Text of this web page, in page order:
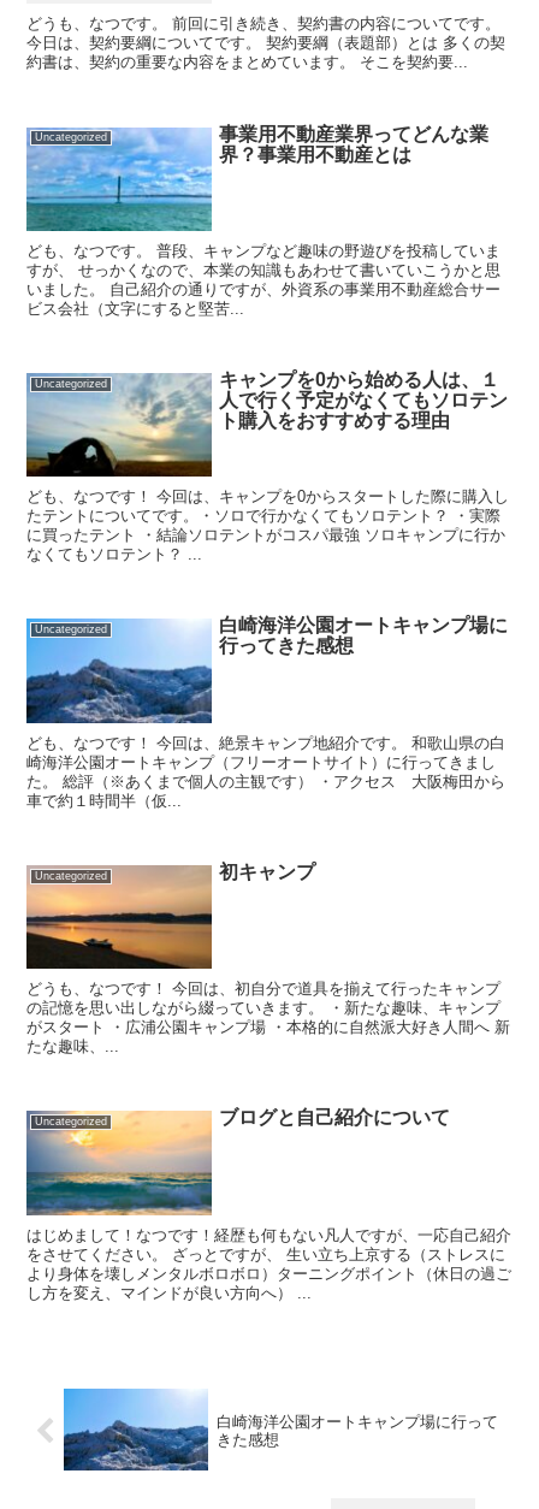
どうも、なつです。 前回に引き続き、契約書の内容についてです。
今日は、契約要綱についてです。 契約要綱（表題部）とは 多くの契
約書は、契約の重要な内容をまとめています。 そこを契約要...
Uncategorized
事業用不動産業界ってどんな業
界？事業用不動産とは
ども、なつです。 普段、キャンプなど趣味の野遊びを投稿していま
すが、 せっかくなので、本業の知識もあわせて書いていこうかと思
いました。 自己紹介の通りですが、外資系の事業用不動産総合サー
ビス会社（文字にすると堅苦...
Uncategorized
キャンプを0から始める人は、１
人で行く予定がなくてもソロテン
ト購入をおすすめする理由
ども、なつです！ 今回は、キャンプを0からスタートした際に購入し
たテントについてです。・ソロで行かなくてもソロテント？ ・実際
に買ったテント ・結論ソロテントがコスパ最強 ソロキャンプに行か
なくてもソロテント？ ...
Uncategorized
白崎海洋公園オートキャンプ場に
行ってきた感想
ども、なつです！ 今回は、絶景キャンプ地紹介です。 和歌山県の白
崎海洋公園オートキャンプ（フリーオートサイト）に行ってきまし
た。 総評（※あくまで個人の主観です） ・アクセス 大阪梅田から
車で約１時間半（仮...
Uncategorized 初キャンプ
どうも、なつです！ 今回は、初自分で道具を揃えて行ったキャンプ
の記憶を思い出しながら綴っていきます。 ・新たな趣味、キャンプ
がスタート ・広浦公園キャンプ場 ・本格的に自然派大好き人間へ 新
たな趣味、...
Uncategorized ブログと自己紹介について
はじめまして！なつです！経歴も何もない凡人ですが、一応自己紹介
をさせてください。 ざっとですが、 生い立ち上京する（ストレスに
より身体を壊しメンタルボロボロ）ターニングポイント（休日の過ご
し方を変え、マインドが良い方向へ） ...
白崎海洋公園オートキャンプ場に行って
きた感想